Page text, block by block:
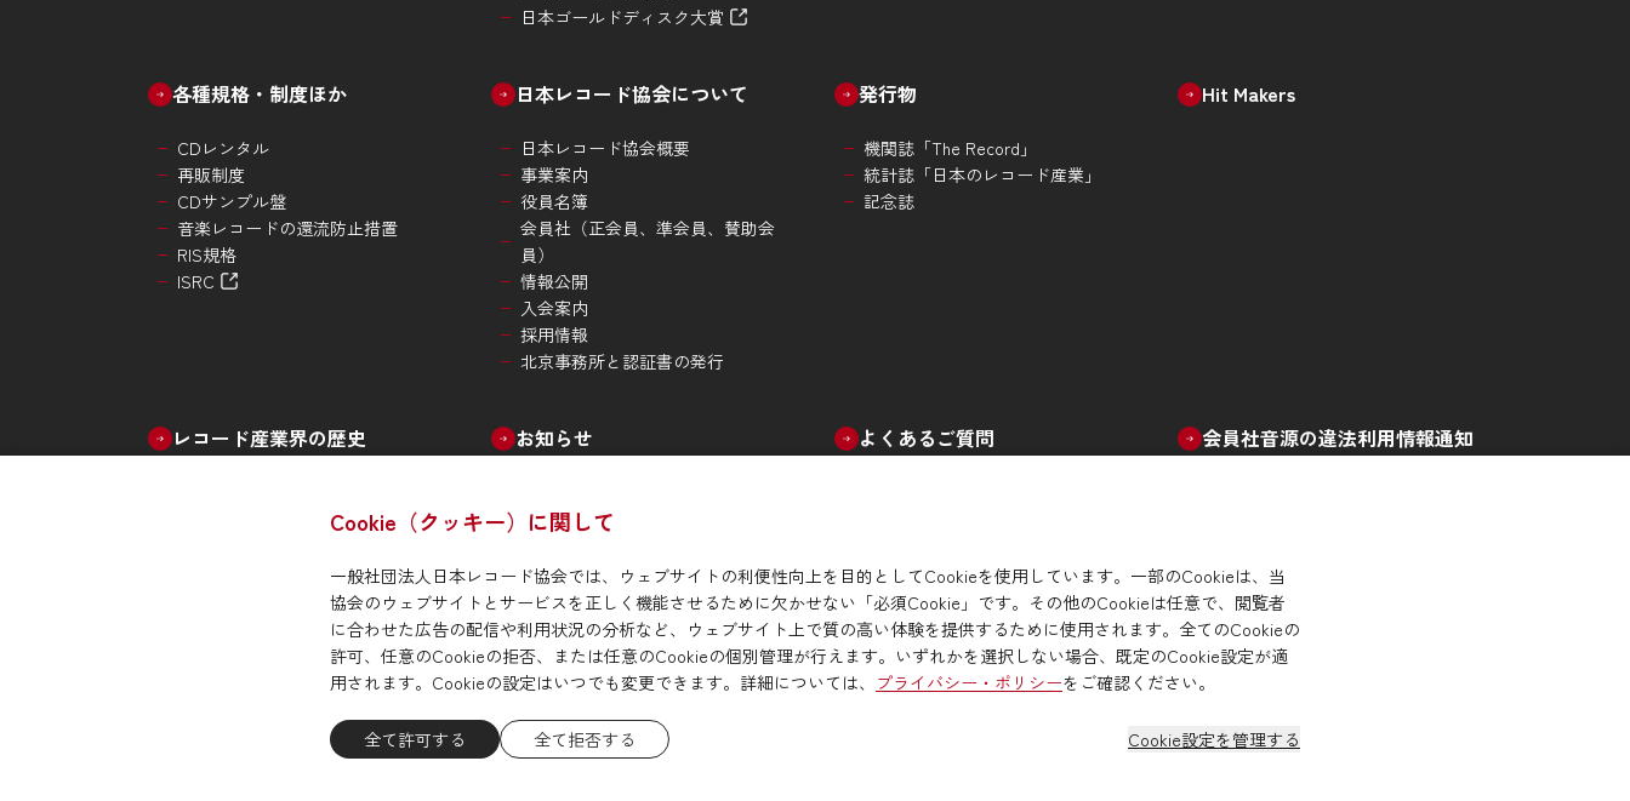
日本ゴールドディスク大賞
各種規格・制度ほか
CDレンタル
再販制度
CDサンプル盤
音楽レコードの還流防止措置
RIS規格
ISRC
日本レコード協会について
日本レコード協会概要
事業案内
役員名簿
会員社（正会員、準会員、賛助会
員）
情報公開
入会案内
採用情報
北京事務所と認証書の発行
発行物
機関誌「The Record」
統計誌「日本のレコード産業」
記念誌
Hit Makers
レコード産業界の歴史 お知らせ よくあるご質問 会員社音源の違法利用情報通知
サイトポリシー プライバシー・ポリシー 関連リンク
Copyright© RIAJ All Rights Reserved.
Cookie（クッキー）に関して
一般社団法人日本レコード協会では、ウェブサイトの利便性向上を目的としてCookieを使用しています。一部のCookieは、当
協会のウェブサイトとサービスを正しく機能させるために欠かせない「必須Cookie」です。その他のCookieは任意で、閲覧者
に合わせた広告の配信や利用状況の分析など、
ウェブサイト上で質の高い体験を提供するために使用されます。全てのCookieの
許可、任意のCookieの拒否、または任意のCookieの個別管理が行えます。いずれかを選択しない場合、既定のCookie設定が適
用されます。Cookieの設定はいつでも変更できます。詳細については、 プライバシー・ポリシーをご確認ください。
全て許可する 全て拒否する Cookie設定を管理する